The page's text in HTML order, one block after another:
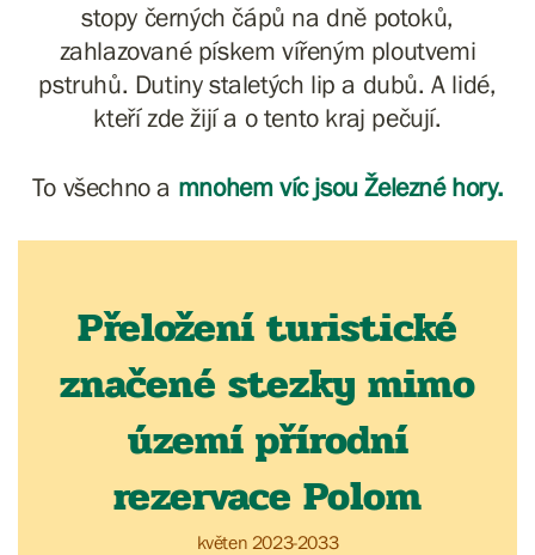
stopy černých čápů na dně potoků,
zahlazované pískem vířeným ploutvemi
pstruhů. Dutiny staletých lip a dubů. A lidé,
kteří zde žijí a o tento kraj pečují.
To všechno a mnohem víc jsou Železné hory.
Přeložení turistické
značené stezky mimo
území přírodní
rezervace Polom
květen 2023-2033